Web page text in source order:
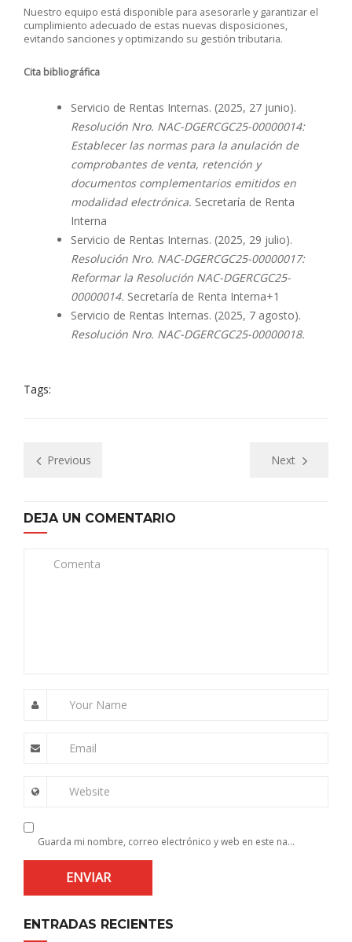
Nuestro equipo está disponible para asesorarle y garantizar el
cumplimiento adecuado de estas nuevas disposiciones,
evitando sanciones y optimizando su gestión tributaria.
Cita bibliográfica
Servicio de Rentas Internas. (2025, 27 junio).
Resolución Nro. NAC-DGERCGC25-00000014:
Establecer las normas para la anulación de
comprobantes de venta, retención y
documentos complementarios emitidos en
modalidad electrónica. Secretaría de Renta
Interna
Servicio de Rentas Internas. (2025, 29 julio).
Resolución Nro. NAC-DGERCGC25-00000017:
Reformar la Resolución NAC-DGERCGC25-
00000014. Secretaría de Renta Interna+1
Servicio de Rentas Internas. (2025, 7 agosto).
Resolución Nro. NAC-DGERCGC25-00000018.
Tags:
Previous Next
DEJA UN COMENTARIO
Comenta
Your Name
Email
Website
Guarda mi nombre, correo electrónico y web en este navegador para la próxima vez que comente.
ENTRADAS RECIENTES